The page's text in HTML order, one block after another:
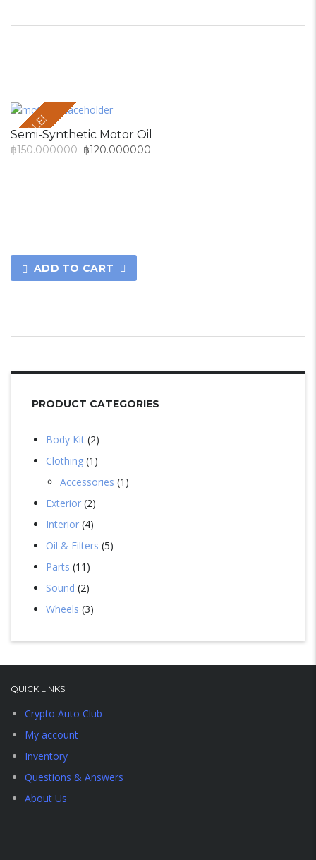
SALE!
Semi-Synthetic Motor Oil
฿150.000000 ฿120.000000
ADD TO CART
PRODUCT CATEGORIES
Body Kit 2
Clothing 1
Accessories 1
Exterior 2
Interior 4
Oil & Filters 5
Parts 11
Sound 2
Wheels 3
QUICK LINKS
Crypto Auto Club
My account
Inventory
Questions & Answers
About Us